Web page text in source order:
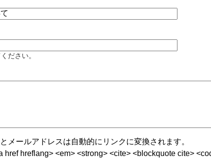
ださい。
メールアドレスは自動的にリンクに変換されます。
href hreflang> <em> <strong> <cite> <blockquote cite>